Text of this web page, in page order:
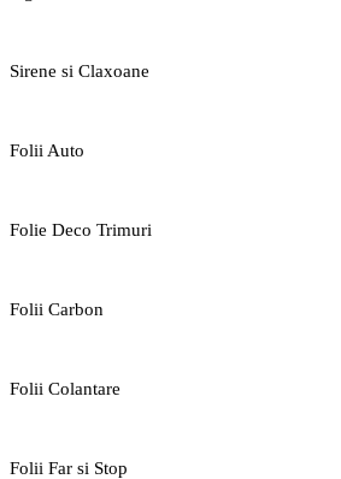
Sirene si Claxoane
Folii Auto
Folie Deco Trimuri
Folii Carbon
Folii Colantare
Folii Far si Stop